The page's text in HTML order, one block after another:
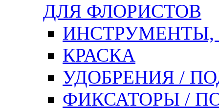
ДЛЯ ФЛОРИСТОВ
ИНСТРУМЕНТЫ,
КРАСКА
УДОБРЕНИЯ /
ФИКСАТОРЫ /